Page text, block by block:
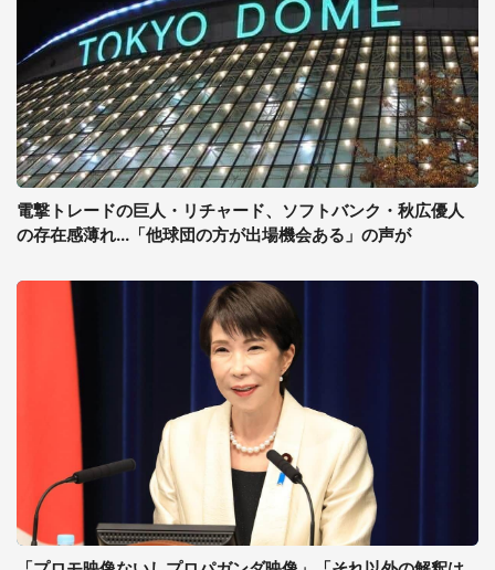
電撃トレードの巨人・リチャード、ソフトバンク・秋広優人
の存在感薄れ...「他球団の方が出場機会ある」の声が